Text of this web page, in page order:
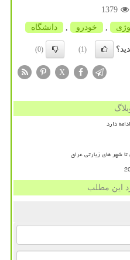
1379
, خودرو , دانشگاه
(1)
(0)
X
دارد
تا شهر های زیارتی عراق
این مطلب